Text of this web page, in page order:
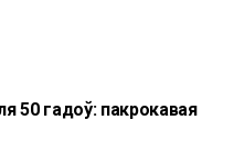
50 гадоў: пакрокавая